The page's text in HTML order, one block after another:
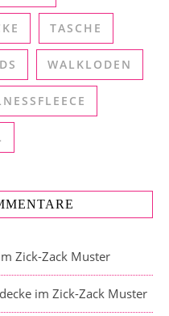
TASCHE
WALKLODEN
Zick-Zack Muster
im Zick-Zack Muster